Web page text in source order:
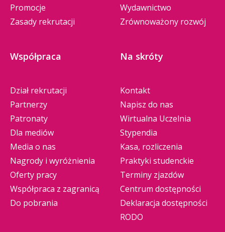
Promocje
Zasady rekrutacji
Wydawnictwo
Zrównoważony rozwój
Współpraca
Dział rekrutacji
Partnerzy
Patronaty
Dla mediów
Media o nas
Nagrody i wyróżnienia
Oferty pracy
Współpraca z zagranicą
Do pobrania
Na skróty
Kontakt
Napisz do nas
Wirtualna Uczelnia
Stypendia
Kasa, rozliczenia
Praktyki studenckie
Terminy zjazdów
Centrum dostępności
Deklaracja dostępności
RODO